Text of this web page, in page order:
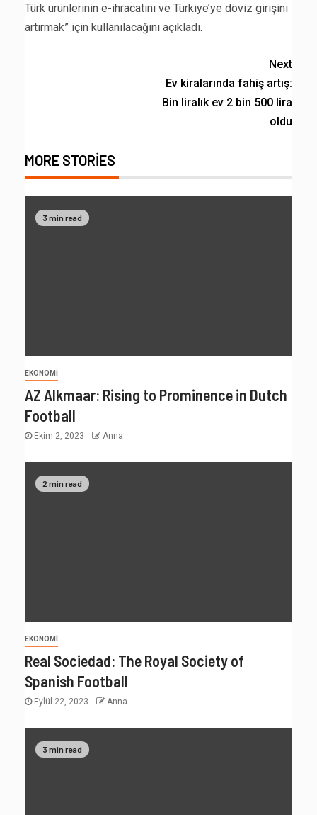
Türk ürünlerinin e-ihracatını ve Türkiye’ye döviz girişini
artırmak” için kullanılacağını açıkladı.
Next
Ev kiralarında fahiş artış:
Bin liralık ev 2 bin 500 lira
oldu
MORE STORIES
3 min read
EKONOMI
AZ Alkmaar: Rising to Prominence in Dutch
Football
Ekim 2, 2023 Anna
2 min read
EKONOMI
Real Sociedad: The Royal Society of
Spanish Football
Eylül 22, 2023 Anna
3 min read